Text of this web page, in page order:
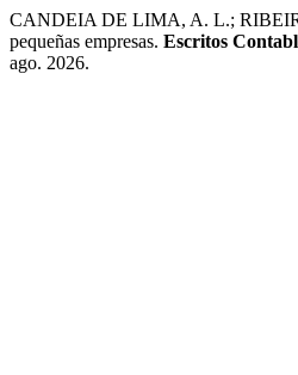
CANDEIA DE LIMA, A. L.;
pequeñas empresas. Escritos
ago. 2026.